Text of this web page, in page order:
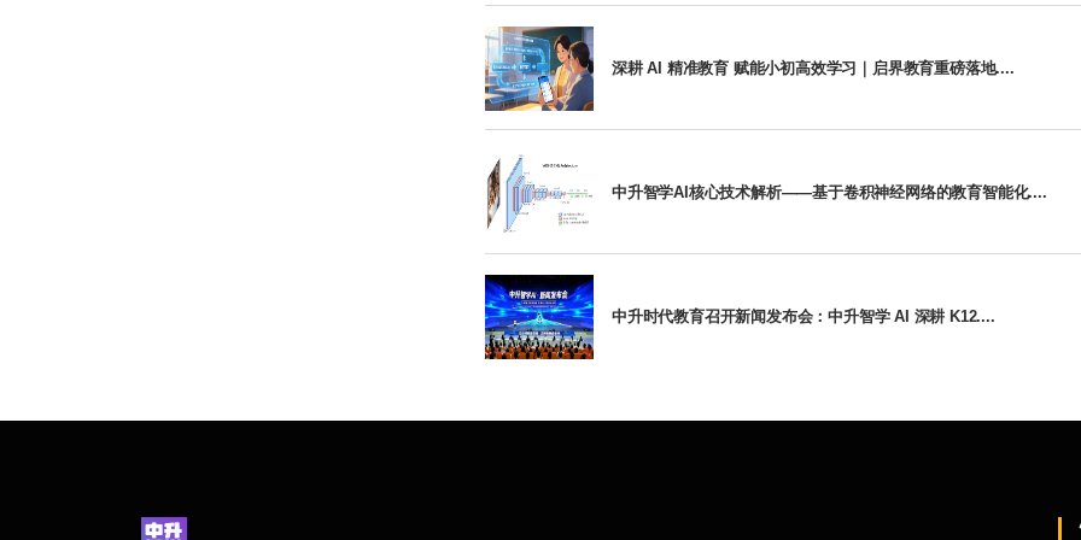
深耕 AI 精准教育 赋能小初高效学习｜启界教育重磅落地....
中升智学AI核心技术解析——基于卷积神经网络的教育智能化....
中升时代教育召开新闻发布会：中升智学 AI 深耕 K12....